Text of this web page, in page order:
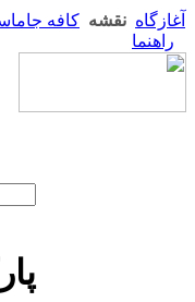
آغازگاه نقشه کافه
راهنما